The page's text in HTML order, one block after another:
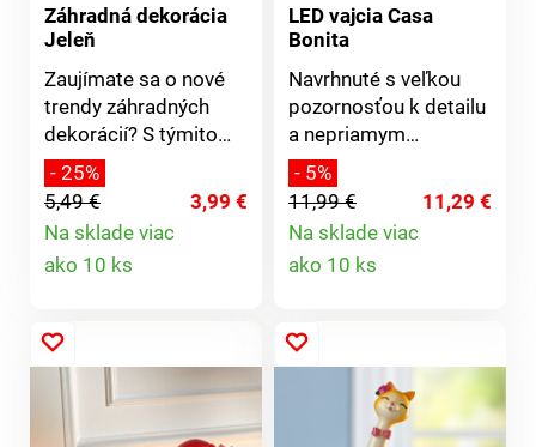
Záhradná dekorácia
Jeleň
Zaujímate sa o nové
trendy záhradných
dekorácií? S týmito
kovovými jeleňmi v
retro štýle sa
nepomýlite. Čím ich
bude viac, tým lepšie!
- 25%
5,49 €
3,99 €
Na sklade viac
ako 10 ks
LED vajcia Casa
Bonita
Navrhnuté s veľkou
pozornosťou k detailu
a nepriamym
osvetlením! Toto
filigránske LED vajce v
jemných pastelových
tónoch obohatí
veľkonočnú výzdobu.
- 5%
11,99 €
11,29 €
Na sklade viac
ako 10 ks